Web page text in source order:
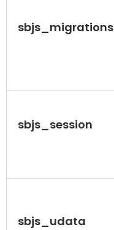
sbjs_migrations
sbjs_session
sbjs_udata